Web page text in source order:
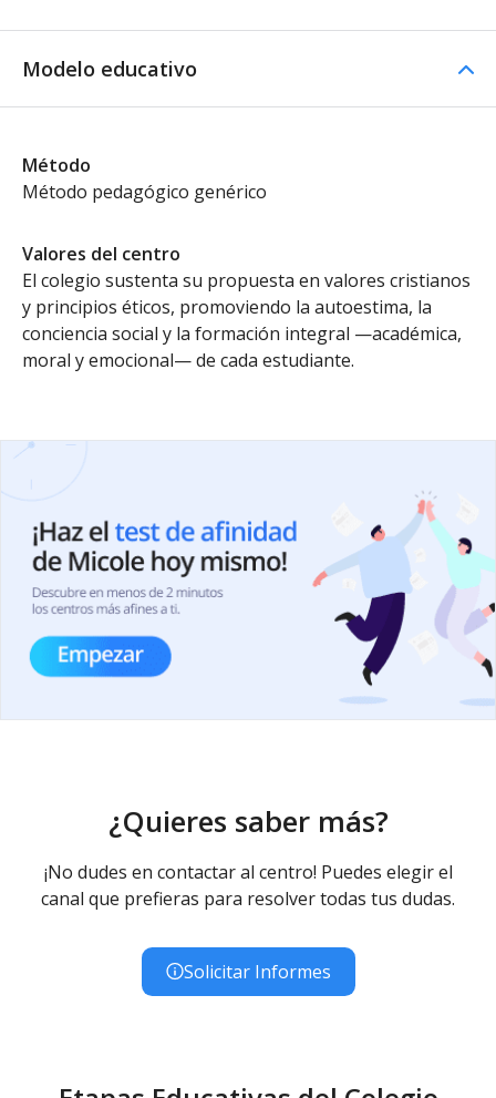
Modelo educativo
Método
Método pedagógico genérico
Valores del centro
El colegio sustenta su propuesta en valores cristianos
y principios éticos, promoviendo la autoestima, la
conciencia social y la formación integral —académica,
moral y emocional— de cada estudiante.
¿Quieres saber más?
¡No dudes en contactar al centro! Puedes elegir el
canal que prefieras para resolver todas tus dudas.
Solicitar Informes